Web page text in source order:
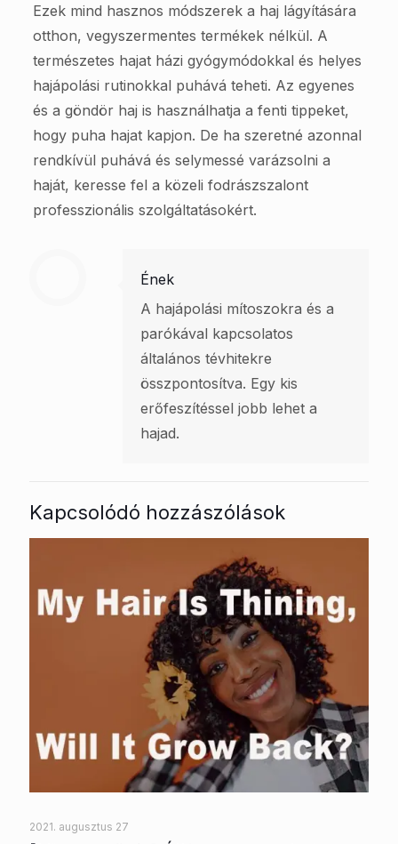
Ezek mind hasznos módszerek a haj lágyítására
otthon, vegyszermentes termékek nélkül. A
természetes hajat házi gyógymódokkal és helyes
hajápolási rutinokkal puhává teheti. Az egyenes
és a göndör haj is használhatja a fenti tippeket,
hogy puha hajat kapjon. De ha szeretné azonnal
rendkívül puhává és selymessé varázsolni a
haját, keresse fel a közeli fodrászszalont
professzionális szolgáltatásokért.
Ének
A hajápolási mítoszokra és a
parókával kapcsolatos
általános tévhitekre
összpontosítva. Egy kis
erőfeszítéssel jobb lehet a
hajad.
Kapcsolódó hozzászólások
2021. augusztus 27